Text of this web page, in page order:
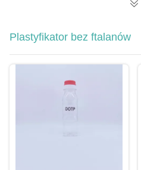
Plastyfikator bez ftalanów